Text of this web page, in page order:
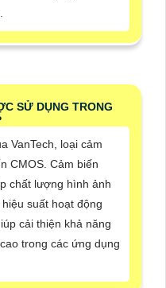
SỬ DỤNG TRONG
VanTech, loại cảm
CMOS. Cảm biến
chất lượng hình ảnh
suất hoạt động
cải thiện khả năng
trong các ứng dụng